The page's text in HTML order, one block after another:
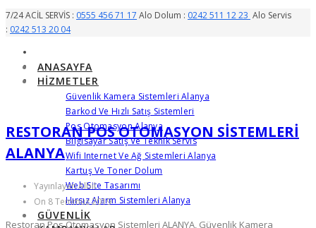
7/24 ACİL SERVİS : 0555 456 71 17 Alo Dolum : 0242 511 12 23 Alo Servis
: 0242 513 20 04
ANASAYFA
HIZMETLER
Güvenlik Kamera Sistemleri Alanya
Barkod Ve Hızlı Satış Sistemleri
Pos Otomasyon Alanya
Bilgisayar Satış Ve Teknik Servis
Wifi Internet Ve Ağ Sistemleri Alanya
Kartuş Ve Toner Dolum
Web Site Tasarımı
Hırsız Alarm Sistemleri Alanya
GÜVENLIK
RESTORAN POS OTOMASYON SISTEMLERI
ALANYA
Yayınlayan Albil
On 8 Temmuz 2019
Restoran Pos Otomasyon Sistemleri ALANYA, Güvenlik Kamera